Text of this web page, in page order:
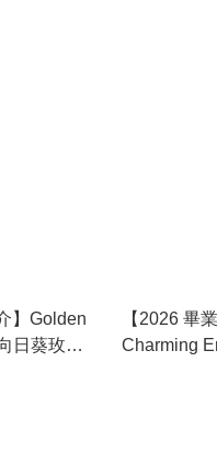
】Golden
日葵玫瑰
【2026 畢
Charming